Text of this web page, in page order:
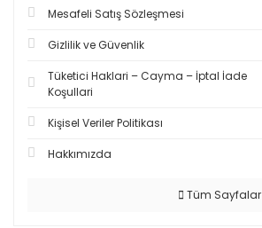
Mesafeli Satış Sözleşmesi
Gizlilik ve Güvenlik
Tüketici Haklari – Cayma – İptal İade
Koşullari
Kişisel Veriler Politikası
Hakkımızda
Tüm Sayfalar